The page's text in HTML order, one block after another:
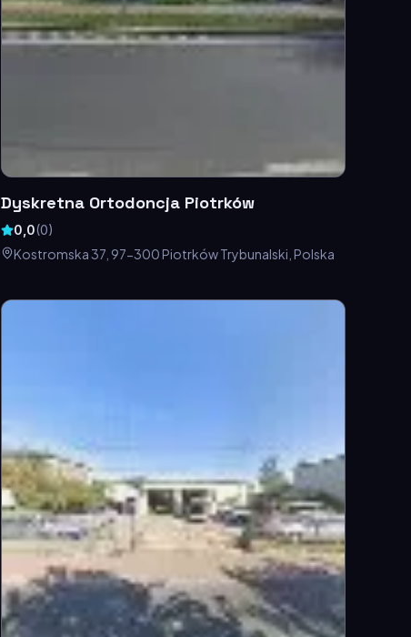
Dyskretna Ortodoncja Piotrków
0,0(0)
Kostromska 37, 97-300 Piotrków Trybunalski, Polska